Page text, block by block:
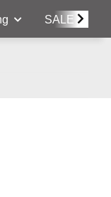
SALE